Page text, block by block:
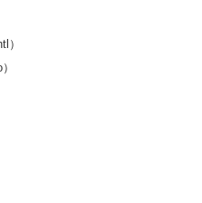
）